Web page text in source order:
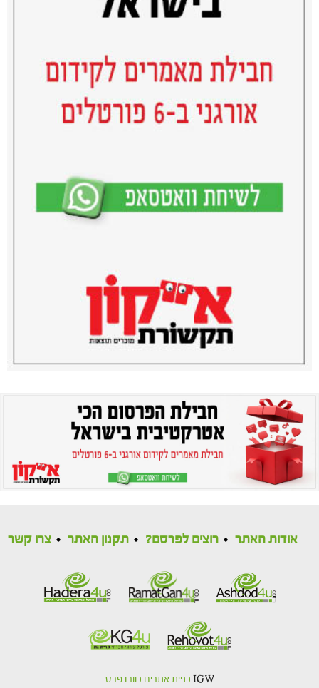
אודות האתר רוצים לפרסם? תקנון האתר צרו קשר
IGW בניית אתרים בוורדפרס